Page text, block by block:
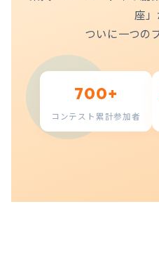
座」
ついに一つの
700+
コンテスト累計参加者